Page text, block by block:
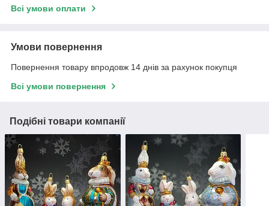
Всі умови оплати
Умови повернення
Повернення товару впродовж 14 днів за рахунок покупця
Всі умови повернення
Подібні товари компанії